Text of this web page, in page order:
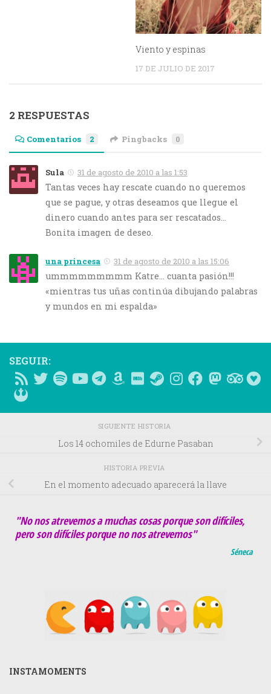
Viento y espinas
17 DE JULIO DE 2017
2 RESPUESTAS
Comentarios 2 Pingbacks 0
Sula 31 de agosto de 2010 a las 1:53
Tantas veces hay rescate cuando no queremos
que se pague, y otras deseamos que llegue el
dinero cuando antes para ser rescatados…
Bonita imagen de deseo.
una princesa 31 de agosto de 2010 a las 15:06
ummmmmmmmm Katre… cuanta pasión!!!
«mientras tus uñas continúa dibujando palabras
y mundos en mi espalda»
SEGUIR:
SIGUIENTE HISTORIA
Los 14 ochomiles de Edurne Pasaban
HISTORIA PREVIA
En el momento adecuado aparecerá la llave
"No nos atrevemos a muchas cosas porque son difíciles,
pero son difíciles porque no nos atrevemos"
Séneca
INSTAMOMENTS